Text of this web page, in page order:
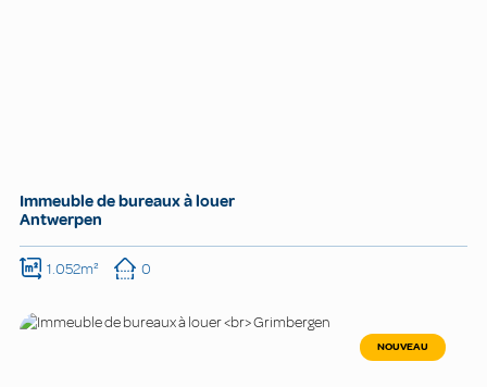
Immeuble de bureaux à louer
Antwerpen
1.052m² 0
NOUVEAU